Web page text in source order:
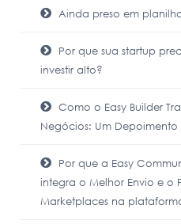
Ainda preso em
Por que sua startup
investir alto?
Como o Easy Builder
Negócios: Um Depoimento
Por que a Easy
integra o Melhor Envio e o
Marketplaces na